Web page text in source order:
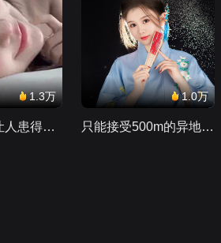
1.3万
异地恋总是让人患得患失。。。
1.0万
只能接受500m的异地恋，电动车没电了......